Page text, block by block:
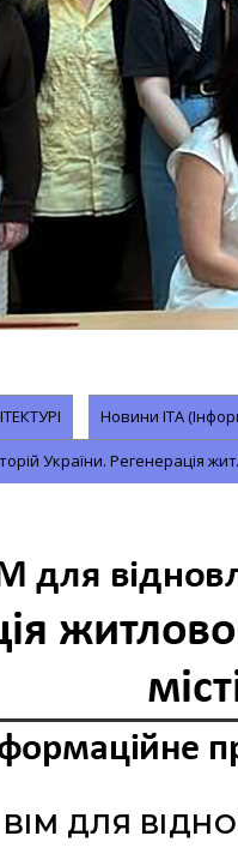
Новини ІТА
України. Регенерація
ДЛЯ